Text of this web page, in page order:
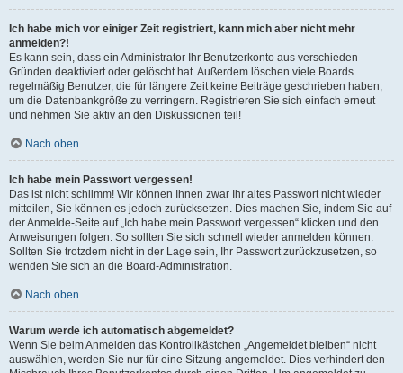
Ich habe mich vor einiger Zeit registriert, kann mich aber nicht mehr
anmelden?!
Es kann sein, dass ein Administrator Ihr Benutzerkonto aus verschieden
Gründen deaktiviert oder gelöscht hat. Außerdem löschen viele Boards
regelmäßig Benutzer, die für längere Zeit keine Beiträge geschrieben haben,
um die Datenbankgröße zu verringern. Registrieren Sie sich einfach erneut
und nehmen Sie aktiv an den Diskussionen teil!
Nach oben
Ich habe mein Passwort vergessen!
Das ist nicht schlimm! Wir können Ihnen zwar Ihr altes Passwort nicht wieder
mitteilen, Sie können es jedoch zurücksetzen. Dies machen Sie, indem Sie auf
der Anmelde-Seite auf „Ich habe mein Passwort vergessen“ klicken und den
Anweisungen folgen. So sollten Sie sich schnell wieder anmelden können.
Sollten Sie trotzdem nicht in der Lage sein, Ihr Passwort zurückzusetzen, so
wenden Sie sich an die Board-Administration.
Nach oben
Warum werde ich automatisch abgemeldet?
Wenn Sie beim Anmelden das Kontrollkästchen „Angemeldet bleiben“ nicht
auswählen, werden Sie nur für eine Sitzung angemeldet. Dies verhindert den